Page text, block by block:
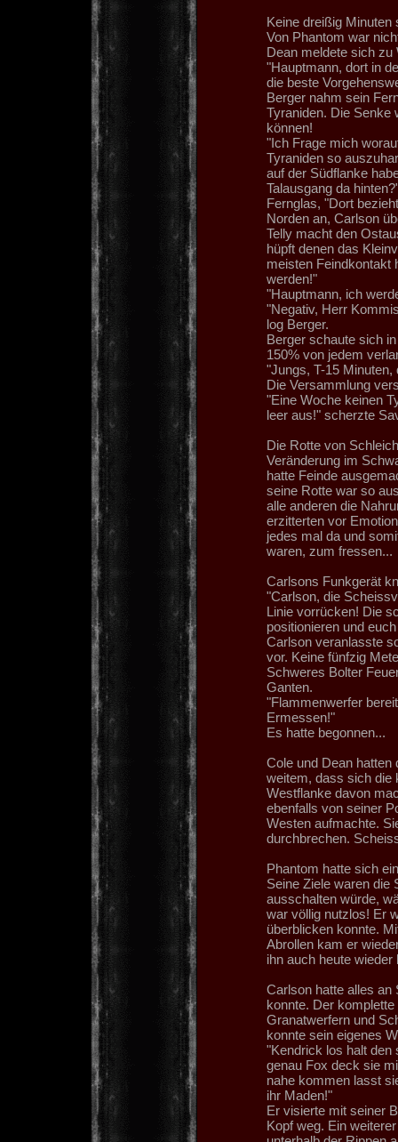
Keine dreißig
Von Phantom war
Dean meldete sich zu
"Hauptmann, dort in
die beste
Berger nahm sein
Tyraniden. Die Senke
können!
"Ich Frage mich
Tyraniden so
auf der Südflanke
Talausgang da
Fernglas, "Dort
Norden an, Carlson
Telly macht den
hüpft denen das
meisten Feindkontakt
werden!"
"Hauptmann, ich
"Negativ, Herr
log Berger.
Berger schaute sich
150% von jedem
"Jungs, T-15 Minuten,
Die Versammlung
"Eine Woche keinen
leer aus!" scherzte
Die Rotte von
Veränderung im
hatte Feinde
seine Rotte war so
alle anderen die
erzitterten vor
jedes mal da und
waren, zum fressen...
Carlsons Funkgerät
"Carlson, die
Linie vorrücken! Die
positionieren und
Carlson veranlasste
vor. Keine fünfzig
Schweres Bolter
Ganten.
"Flammenwerfer
Ermessen!"
Es hatte begonnen...
Cole und Dean
weitem, dass sich die
Westflanke davon
ebenfalls von seiner
Westen aufmachte.
durchbrechen.
Phantom hatte sich
Seine Ziele waren die
ausschalten würde,
war völlig nutzlos! Er
überblicken konnte.
Abrollen kam er
ihn auch heute wieder
Carlson hatte alles an
konnte. Der
Granatwerfern und
konnte sein eigenes
"Kendrick los halt den
genau Fox deck sie
nahe kommen lasst
ihr Maden!"
Er visierte mit seiner
Kopf weg. Ein